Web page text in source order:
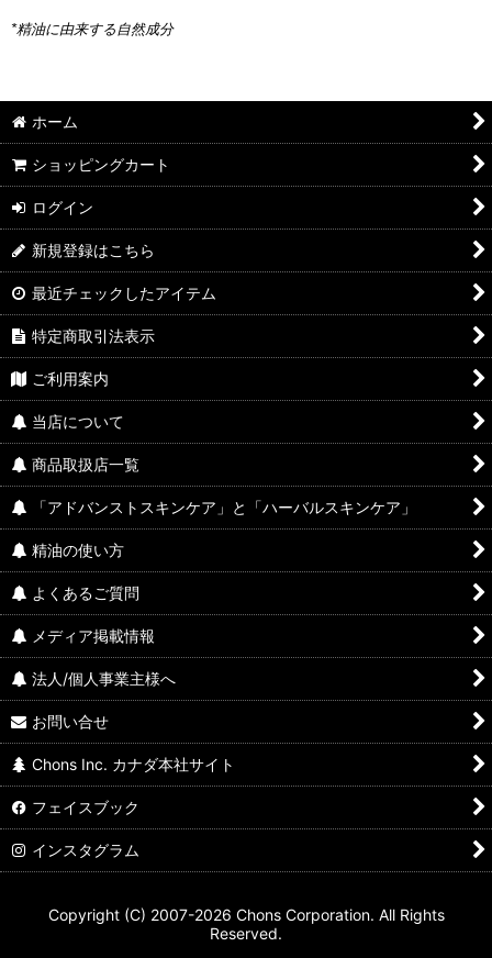
*精油に由来する自然成分
ホーム
ショッピングカート
ログイン
新規登録はこちら
最近チェックしたアイテム
特定商取引法表示
ご利用案内
当店について
商品取扱店一覧
「アドバンストスキンケア」と「ハーバルスキンケア」
精油の使い方
よくあるご質問
メディア掲載情報
法人/個人事業主様へ
お問い合せ
Chons Inc. カナダ本社サイト
フェイスブック
インスタグラム
Copyright (C) 2007-2026 Chons Corporation. All Rights
Reserved.